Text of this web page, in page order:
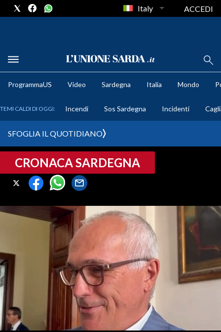
METEO
CRONACA SARDEGNA
CAGLIARI
SULCIS IGLESIENTE
MEDIO CAMPIDANO
ORISTANO E PROVINCIA
SASSARI E PROVINCIA
NUORO E PROVINCIA
AGENDA
Italy ACCEDI
ProgrammaUS Video Sardegna Italia Mondo
TEMI CALDI DI OGGI: Incendi Sos Sardegna Incidenti
SFOGLIA IL QUOTIDIANO
CRONACA SARDEGNA